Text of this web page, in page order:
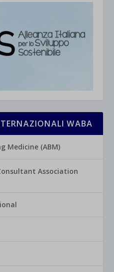
WABA
Medicine (ABM)
Association